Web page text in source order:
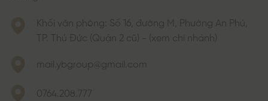
Khối văn phòng: Số 16, đường M, Phường An Phú,
TP. Thủ Đức (Quận 2 cũ) - (xem chi nhánh)
mail.ybgroup@gmail.com
0764.208.777